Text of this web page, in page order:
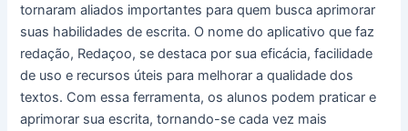
tornaram aliados importantes para quem busca aprimorar
suas habilidades de escrita. O nome do aplicativo que faz
redação, Redaçoo, se destaca por sua eficácia, facilidade
de uso e recursos úteis para melhorar a qualidade dos
textos. Com essa ferramenta, os alunos podem praticar e
aprimorar sua escrita, tornando-se cada vez mais